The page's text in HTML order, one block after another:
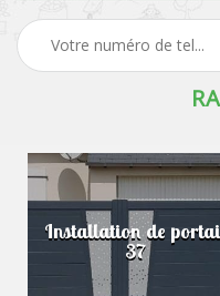
Installation de
37